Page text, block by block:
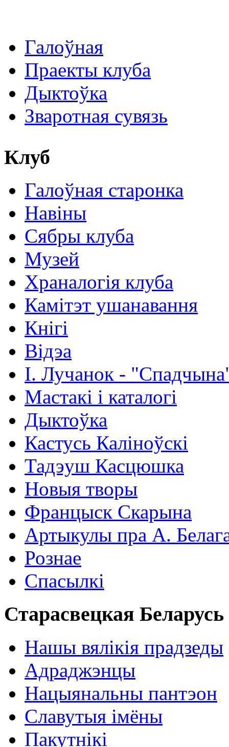
Галоўная
Праекты клуба
Дыктоўка
Зваротная сувязь
Клуб
Галоўная старонка
Навіны
Сябры клуба
Музей
Храналогія клуба
Камітэт ушанавання
Кнігі
Відэа
І. Лучанок -
Мастакі i каталогi
Дыктоўка
Кастусь Каліноўскі
Тадэуш Касцюшка
Новыя творы
Францыск Скарына
Артыкулы пра А.
Рознае
Спасылкі
Старасвецкая Беларусь
Нашы вялікія прадзеды
Адраджэнцы
Нацыянальны пантэон
Славутыя імёны
Пакутнікі